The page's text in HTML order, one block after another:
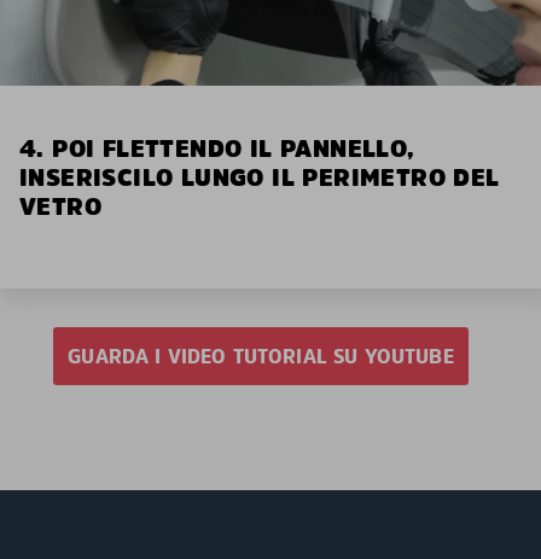
4. POI FLETTENDO IL PANNELLO,
INSERISCILO LUNGO IL PERIMETRO DEL
VETRO
GUARDA I VIDEO TUTORIAL SU YOUTUBE